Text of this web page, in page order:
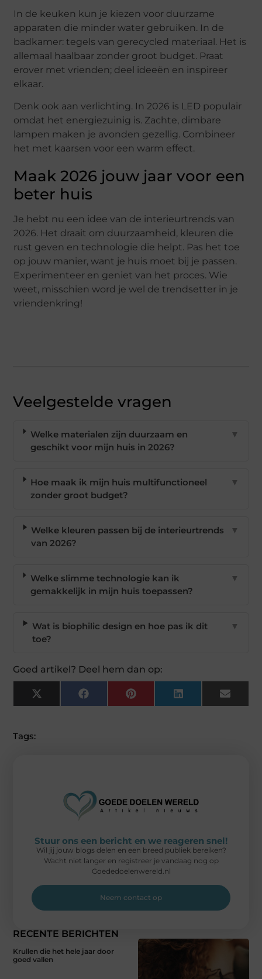
In de keuken kun je kiezen voor duurzame
apparaten die minder water gebruiken. In de
badkamer: tegels van gerecycled materiaal. Het is
allemaal haalbaar zonder groot budget. Praat
erover met vrienden; deel ideeën en inspireer
elkaar.
Denk ook aan verlichting. In 2026 is LED populair
omdat het energiezuinig is. Zachte, dimbare
lampen maken je avonden gezellig. Combineer
het met kaarsen voor een warm effect.
Maak 2026 jouw jaar voor een
beter huis
Je hebt nu een idee van de interieurtrends van
2026. Het draait om duurzaamheid, kleuren die
rust geven en technologie die helpt. Pas het toe
op jouw manier, want je huis moet bij je passen.
Experimenteer en geniet van het proces. Wie
weet, misschien word je wel de trendsetter in je
vriendenkring!
Veelgestelde vragen
Welke materialen zijn duurzaam en
geschikt voor mijn huis in 2026?
▼
Hoe maak ik mijn huis multifunctioneel
zonder groot budget?
▼
Welke kleuren passen bij de interieurtrends
van 2026?
▼
Welke slimme technologie kan ik
gemakkelijk in mijn huis toepassen?
▼
Wat is biophilic design en hoe pas ik dit
toe?
▼
Goed artikel? Deel hem dan op:
X
(Twitter)
FacebookPinterest LinkedIn Email
Tags:
RECENTE BERICHTEN
Krullen die het hele jaar door
goed vallen
Stuur ons een bericht en we reageren snel!
Wil jij jouw blogs delen en een breed publiek bereiken?
Wacht niet langer en registreer je vandaag nog op
Goededoelenwereld.nl
Neem contact op